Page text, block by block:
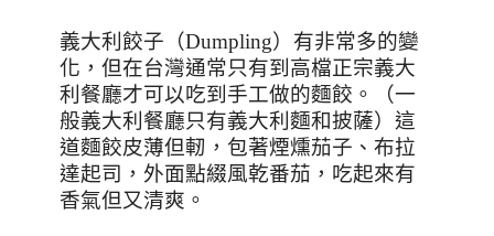
義大利餃子（Dumpling）有非常多的變
化，但在台灣通常只有到高檔正宗義大
利餐廳才可以吃到手工做的麵餃。（一
般義大利餐廳只有義大利麵和披薩）這
道麵餃皮薄但軔，包著煙燻茄子、布拉
達起司，外面點綴風乾番茄，吃起來有
香氣但又清爽。